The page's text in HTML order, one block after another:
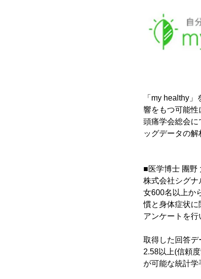
「my healthy
響をもつ可能性
頭痛学会総会
ッグデータの
■医学博士 團野
株式会社シグナ
女600名以上か
慣と身体症状に
アンケートを行
取得した回答
2.58以上(信頼
が可能な統計学